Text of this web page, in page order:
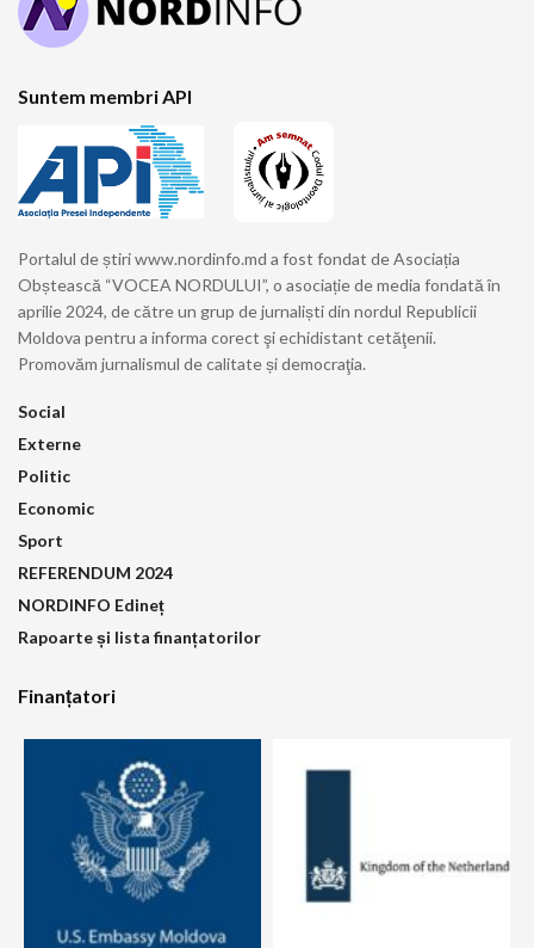
Suntem membri API
Portalul de știri www.nordinfo.md a fost fondat de Asociația
Obștească “VOCEA NORDULUI”, o asociație de media fondată în
aprilie 2024, de către un grup de jurnaliști din nordul Republicii
Moldova pentru a informa corect şi echidistant cetăţenii.
Promovăm jurnalismul de calitate și democraţia.
Social
Externe
Politic
Economic
Sport
REFERENDUM 2024
NORDINFO Edineț
Rapoarte și lista finanțatorilor
Finanțatori